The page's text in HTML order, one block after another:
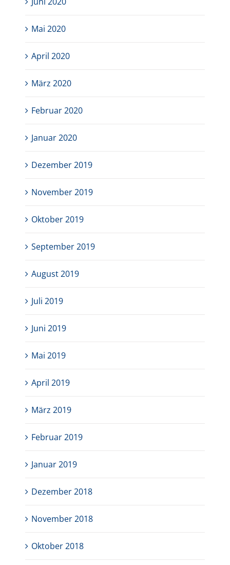
Mai 2020
April 2020
März 2020
Februar 2020
Januar 2020
Dezember 2019
November 2019
Oktober 2019
September 2019
August 2019
Juli 2019
Juni 2019
Mai 2019
April 2019
März 2019
Februar 2019
Januar 2019
Dezember 2018
November 2018
Oktober 2018